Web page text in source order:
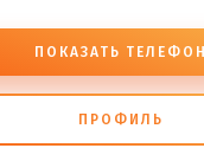
ПОКАЗАТЬ ТЕЛЕФОН
ПРОФИЛЬ